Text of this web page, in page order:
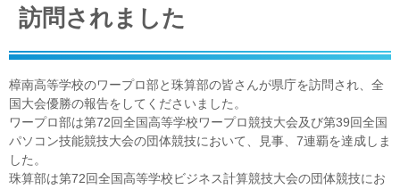
訪問されました
樟南高等学校のワープロ部と珠算部の皆さんが県庁を訪問され、全
国大会優勝の報告をしてくださいました。
ワープロ部は第72回全国高等学校ワープロ競技大会及び第39回全国
パソコン技能競技大会の団体競技において、見事、7連覇を達成しま
した。
珠算部は第72回全国高等学校ビジネス計算競技大会の団体競技にお